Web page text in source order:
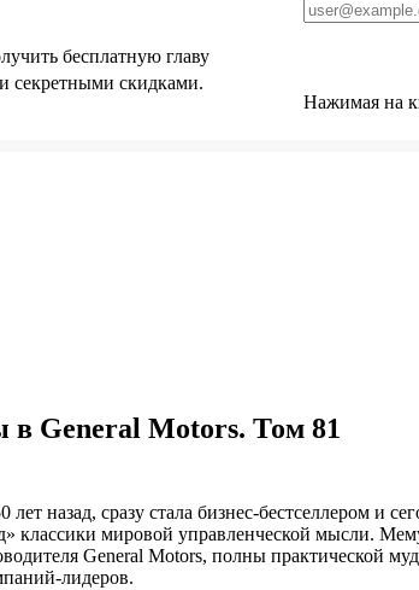
General Motors. Том 81
назад, сразу стала бизнес-бестселлером и
классики мировой управленческой мысли.
General Motors, полны практической
лидеров.
бесплатную главу
секретными скидками.
Нажимая на